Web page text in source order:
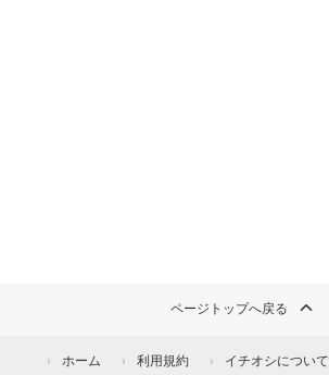
ページトップへ戻る
ホーム 利用規約 イチオシについて